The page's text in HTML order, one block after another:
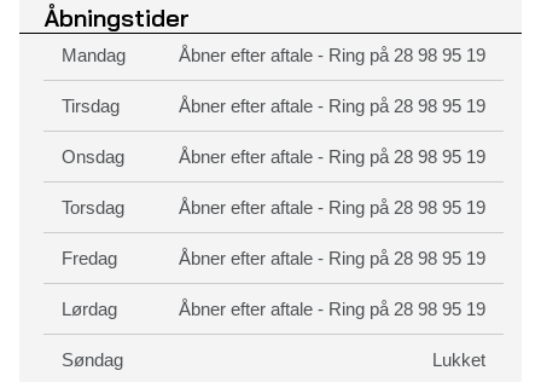
Åbningstider
Mandag Åbner efter aftale - Ring på 28 98 95 19
Tirsdag Åbner efter aftale - Ring på 28 98 95 19
Onsdag Åbner efter aftale - Ring på 28 98 95 19
Torsdag Åbner efter aftale - Ring på 28 98 95 19
Fredag Åbner efter aftale - Ring på 28 98 95 19
Lørdag Åbner efter aftale - Ring på 28 98 95 19
Søndag Lukket